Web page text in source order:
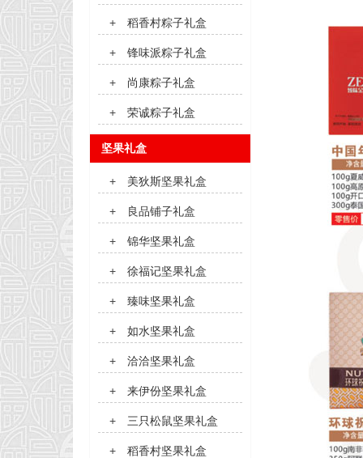
+ 稻香村粽子礼盒
+ 锋味派粽子礼盒
+ 尚康粽子礼盒
+ 荣诚粽子礼盒
坚果礼盒
+ 美狄斯坚果礼盒
+ 良品铺子礼盒
+ 锦华坚果礼盒
+ 徐福记坚果礼盒
+ 臻味坚果礼盒
+ 如水坚果礼盒
+ 洽洽坚果礼盒
+ 来伊份坚果礼盒
+ 三只松鼠坚果礼盒
+ 稻香村坚果礼盒